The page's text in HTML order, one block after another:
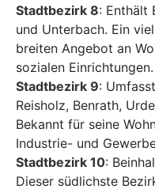
Stadtbezirk 8: Enthält
und Unterbach. Ein
breiten Angebot an
sozialen Einrichtungen.
Stadtbezirk 9:
Reisholz, Benrath,
Bekannt für seine
Industrie- und
Stadtbezirk 10:
Dieser südlichste